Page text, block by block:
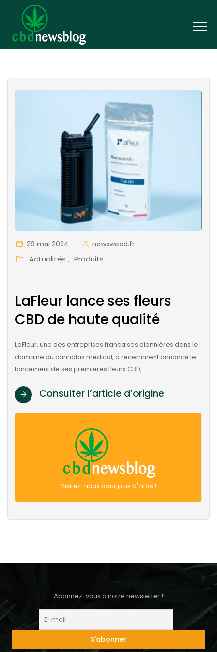
28 mai 2024 newsweed.fr
Actualités , Produits
LaFleur lance ses fleurs
CBD de haute qualité
LaFleur, une des entreprises françaises pionnières dans le
domaine du cannabis médical, a récemment annoncé le
lancement de ses premières fleurs CBD, …
Consulter l’article d’origine
Visitez-nous pour plus d'infos !
Abonnez-vous à notre newsletter !